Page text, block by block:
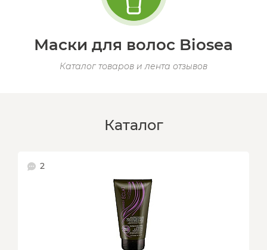
Маски для волос Biosea
Каталог товаров и лента отзывов
Каталог
2